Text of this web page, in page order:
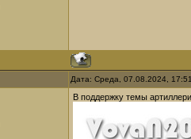
Дата: Среда, 07.08.2024,
В поддержку темы